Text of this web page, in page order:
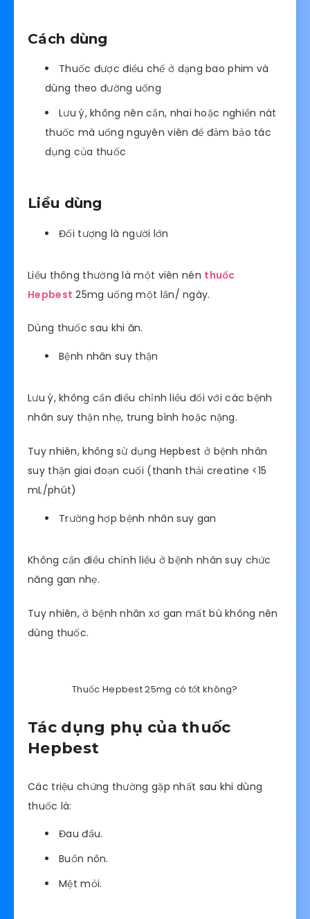
Cách dùng
Thuốc được điều chế ở dạng bao phim và
dùng theo đường uống
Lưu ý, không nên cắn, nhai hoặc nghiền nát
thuốc mà uống nguyên viên để đảm bảo tác
dụng của thuốc
Liều dùng
Đối tượng là người lớn
Liều thông thường là một viên nén thuốc
Hepbest 25mg uống một lần/ ngày.
Dùng thuốc sau khi ăn.
Bệnh nhân suy thận
Lưu ý, không cần điều chỉnh liều đối với các bệnh
nhân suy thận nhẹ, trung bình hoặc nặng.
Tuy nhiên, không sử dụng Hepbest ở bệnh nhân
suy thận giai đoạn cuối (thanh thải creatine <15
mL/phút)
Trường hợp bệnh nhân suy gan
Không cần điều chỉnh liều ở bệnh nhân suy chức
năng gan nhẹ.
Tuy nhiên, ở bệnh nhân xơ gan mất bù không nên
dùng thuốc.
Thuốc Hepbest 25mg có tốt không?
Tác dụng phụ của thuốc
Hepbest
Các triệu chứng thường gặp nhất sau khi dùng
thuốc là:
Đau đầu.
Buồn nôn.
Mệt mỏi.